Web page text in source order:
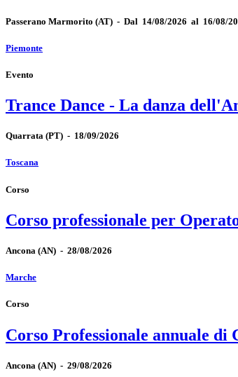
Passerano Marmorito (AT) - Dal 14/08/2026 al 16/08/
Piemonte
Evento
Trance Dance - La danza
Quarrata (PT) - 18/09/2026
Toscana
Corso
Corso professionale per
Ancona (AN) - 28/08/2026
Marche
Corso
Corso Professionale annuale
Ancona (AN) - 29/08/2026